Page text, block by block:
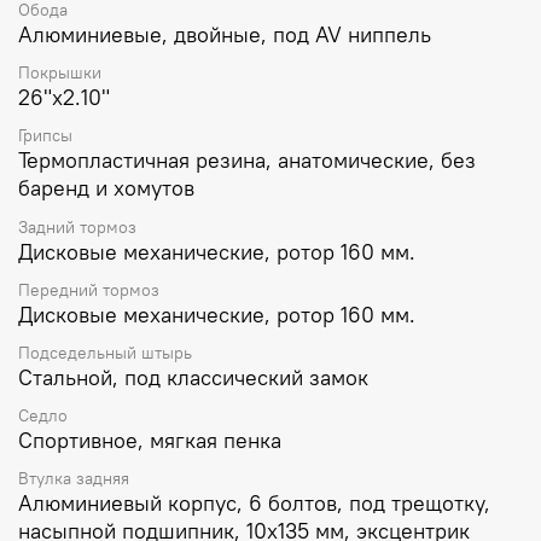
Обода
Алюминиевые, двойные, под AV ниппель
Покрышки
26"x2.10"
Грипсы
Термопластичная резина, анатомические, без
баренд и хомутов
Задний тормоз
Дисковые механические, ротор 160 мм.
Передний тормоз
Дисковые механические, ротор 160 мм.
Подседельный штырь
Стальной, под классический замок
Седло
Спортивное, мягкая пенка
Втулка задняя
Алюминиевый корпус, 6 болтов, под трещотку,
насыпной подшипник, 10х135 мм, эксцентрик